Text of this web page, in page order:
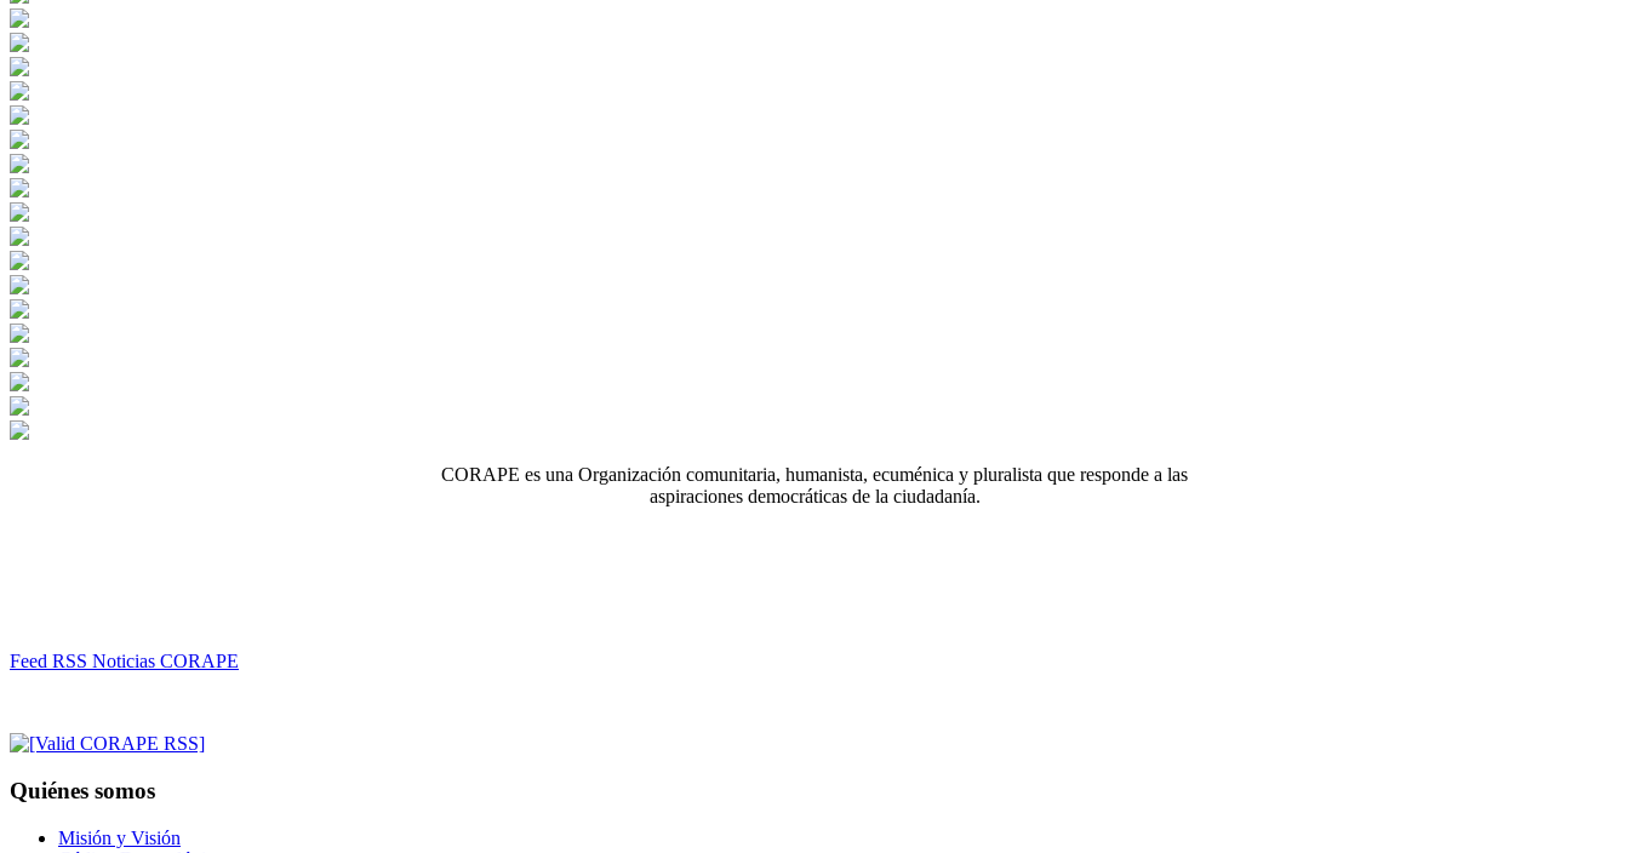
CORAPE es una Organización comunitaria, humanista, ecuménica y pluralista que responde a las
aspiraciones democráticas de la ciudadanía.
Feed RSS Noticias CORAPE
Quiénes somos
Misión y Visión